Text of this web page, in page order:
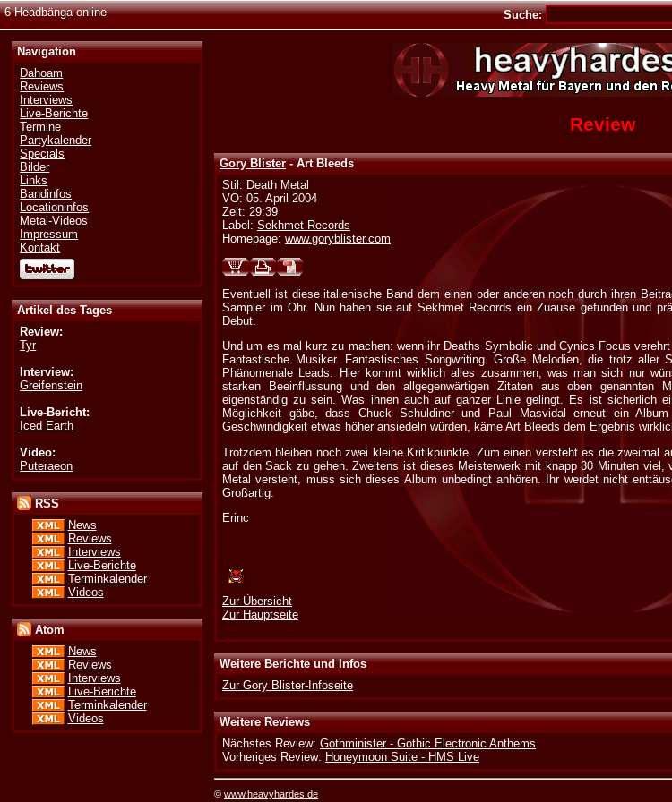
6 Headbänga online Suche:
Navigation
Dahoam
Reviews
Interviews
Live-Berichte
Termine
Partykalender
Specials
Bilder
Links
Bandinfos
Locationinfos
Metal-Videos
Impressum
Kontakt
Artikel des Tages
Review:
Tyr
Interview:
Greifenstein
Live-Bericht:
Iced Earth
Video:
Puteraeon
RSS
News
Reviews
Interviews
Live-Berichte
Terminkalender
Videos
Atom
News
Reviews
Interviews
Live-Berichte
Terminkalender
Videos
Review
Gory Blister- Art Bleeds
Stil: Death Metal
VÖ: 05. April 2004
Zeit: 29:39
Label:Sekhmet Records
Homepage:www.goryblister.com
Eventuell ist diese italienische Band dem einen oder anderen noch durch ihren
Sampler im Ohr. Nun haben sie auf Sekhmet Records ein Zuause gefunden und
Debut.
Und um es mal kurz zu machen: wenn ihr Deaths Symbolic und Cynics Focus
Fantastische Musiker. Fantastisches Songwriting. Große Melodien, die trotz aller
Phänomenale Leads. Hier kommt wirklich alles zusammen, was man sich nur
starken Beeinflussung und den allgegenwärtigen Zitaten aus oben genannten
eigenständig zu sein. Was ihnen auch auf ganzer Linie gelingt. Es ist sicherlich
Möglichkeit gäbe, dass Chuck Schuldiner und Paul Masvidal erneut ein
Geschwindigkeit etwas höher ansiedeln würden, käme Art Bleeds dem Ergebnis
Trotzdem bleiben noch zwei kleine Kritikpunkte. Zum einen versteht es die zweimal
auf den Sack zu gehen. Zweitens ist dieses Meisterwerk mit knapp 30 Minuten
Metal versteht, muss sich dieses Album unbedingt anhören. Ihr werdet nicht
Großartig.
Erinc
Zur Übersicht
Zur Hauptseite
Weitere Berichte und Infos
Zur Gory Blister-Infoseite
Weitere Reviews
Nächstes Review:Gothminister - Gothic Electronic Anthems
Vorheriges Review: Honeymoon Suite - HMS Live
©www.heavyhardes.de